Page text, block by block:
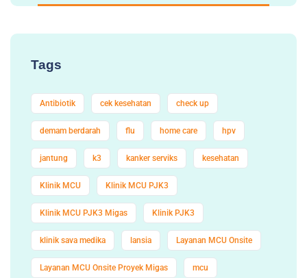
Tags
Antibiotik cek kesehatan check up
demam berdarah flu home care hpv
jantung k3 kanker serviks kesehatan
Klinik MCU Klinik MCU PJK3
Klinik MCU PJK3 Migas Klinik PJK3
klinik sava medika lansia Layanan MCU Onsite
Layanan MCU Onsite Proyek Migas mcu